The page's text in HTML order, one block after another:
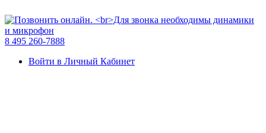
8 495 260-7888
Войти в Личный Кабинет